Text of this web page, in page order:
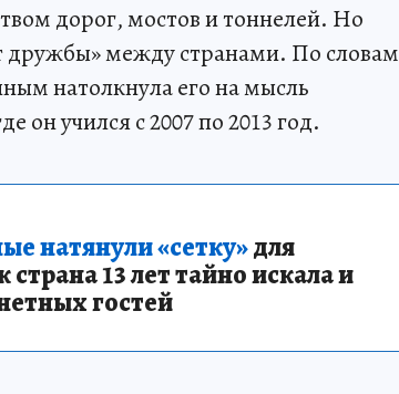
дорог, мостов и тоннелей. Но
дружбы» между странами. По словам
натолкнула его на мысль
он учился с 2007 по 2013 год.
натянули «сетку»для
13 лет тайно искала и
гостей